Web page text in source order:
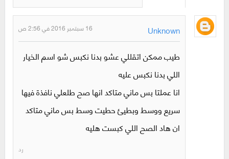
Unknown 16 سبتمبر 2016 في 2:56 ص
طيب ممكن اتقللي عشو بدنا نكبس شو اسم الخيار
اللي بدنا نكبس عليه
انا عملتا بس ماني متاكد انها صح طلعلي نافذة فيها
سريع ووسط وبطيئ حطيت وسط بس ماني متاكد
ان هاد الصح اللي كبست هليه
رد